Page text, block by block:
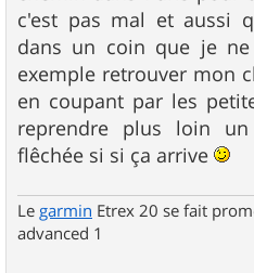
c'est pas mal et aussi
dans un coin que je
exemple retrouver mon
en coupant par les
reprendre plus loin
flêchée si si ça arrive
Le garmin Etrex 20 se fait
advanced 1